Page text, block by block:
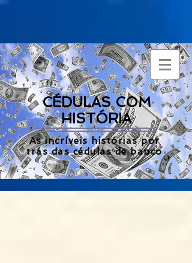
CÉDULAS COM
HISTÓRIA
As incríveis histórias por
trás das cédulas de banco